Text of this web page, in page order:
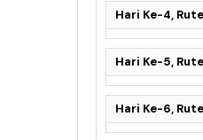
Hari Ke-4,
Hari Ke-5,
Hari Ke-6,